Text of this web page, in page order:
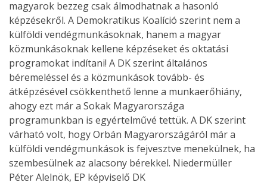
magyarok bezzeg csak álmodhatnak a hasonló
képzésekről. A Demokratikus Koalíció szerint nem a
külföldi vendégmunkásoknak, hanem a magyar
közmunkásoknak kellene képzéseket és oktatási
programokat indítani! A DK szerint általános
béremeléssel és a közmunkások tovább- és
átképzésével csökkenthető lenne a munkaerőhiány,
ahogy ezt már a Sokak Magyarországa
programunkban is egyértelművé tettük. A DK szerint
várható volt, hogy Orbán Magyarországáról már a
külföldi vendégmunkások is fejvesztve menekülnek, ha
szembesülnek az alacsony bérekkel. Niedermüller
Péter Alelnök, EP képviselő DK